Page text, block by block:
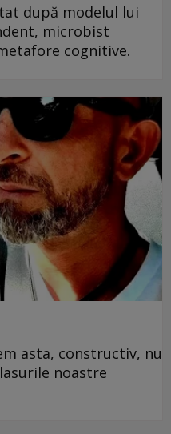
după modelul lui
microbist
cognitive.
asta, constructiv, nu
noastre